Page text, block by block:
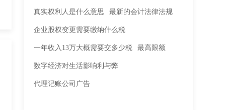
真实权利人是什么意思 最新的会计法律法规
企业股权变更需要缴纳什么税
一年收入13万大概需要交多少税 最高限额
数字经济对生活影响利与弊
代理记账公司广告